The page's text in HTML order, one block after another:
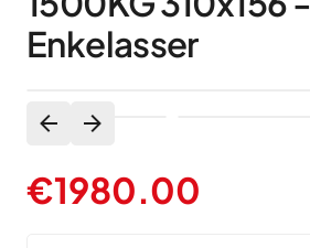
Onderhoud
Enkelasser
€1980.00